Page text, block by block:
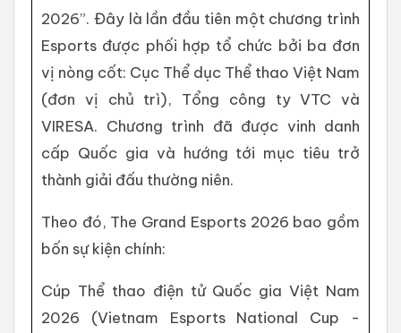
2026”. Đây là lần đầu tiên một chương trình
Esports được phối hợp tổ chức bởi ba đơn
vị nòng cốt: Cục Thể dục Thể thao Việt Nam
(đơn vị chủ trì), Tổng công ty VTC và
VIRESA. Chương trình đã được vinh danh
cấp Quốc gia và hướng tới mục tiêu trở
thành giải đấu thường niên.
Theo đó, The Grand Esports 2026 bao gồm
bốn sự kiện chính:
Cúp Thể thao điện tử Quốc gia Việt Nam
2026 (Vietnam Esports National Cup -